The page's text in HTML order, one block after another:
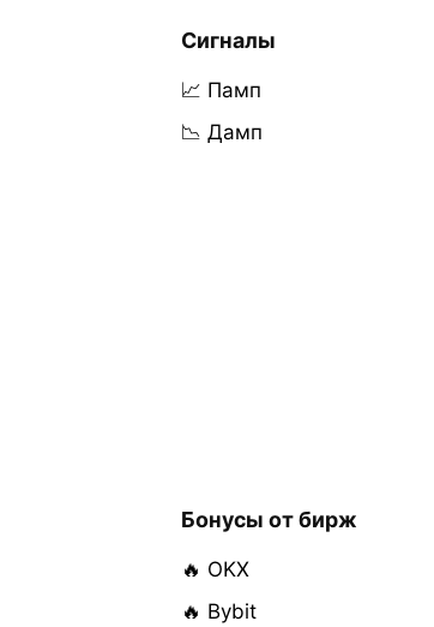
Сигналы
📈 Памп
📉 Дамп
Бонусы от бирж
🔥 OKX
🔥 Bybit